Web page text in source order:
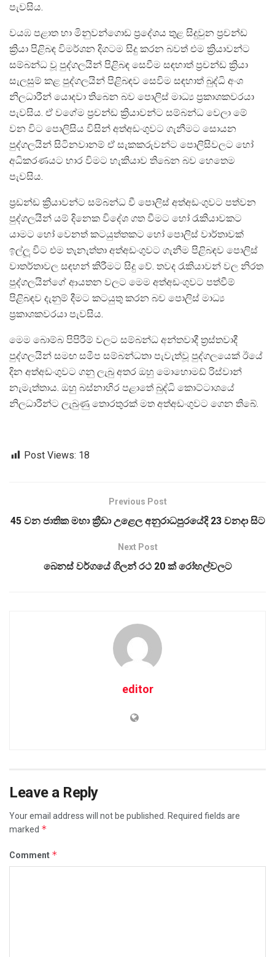
පැවසිය.
වයඹ පළාත හා මිනුවන්ගොඩ ප්‍රදේශය තුළ සිදුවුන ප්‍රචන්ඩ
ක්‍රියා පිළිබඳ විමර්ශන දිගටම සිදු කරන බවත් එම ක්‍රියාවන්ට
සම්බන්ධ වූ පුද්ගලයින් පිළිබඳ සෙවීම සඳහාත් ප්‍රචන්ඩ ක්‍රියා
සැලසුම් කළ පුද්ගලයින් පිළිබඳව සෙවිම සඳහාත් බුද්ධි අංශ
නිලධාරීන් යොදවා තිබෙන බව පොලිස් මාධ්‍ය ප්‍රකාශකවරයා
පැවසිය. ඒ වගේම ප්‍රචන්ඩ ක්‍රියාවන්ට සම්බන්ධ වෙලා මේ
වන විට පොලිසිය විසින් අත්අඩංගුවට ගැනීමට සොයන
පුද්ගලයින් සිටිනවානම් ඒ සැකකරුවන්ට පොලිසිවලට හෝ
අධිකරණයට භාර විමට හැකියාව තිබෙන බව හෙතෙම
පැවසිය.
ප්‍රඩන්ඩ ක්‍රියාවන්ට සම්බන්ධ වී පොලිස් අත්අඩංගුවට පත්වන
පුද්ගලයින් යම් දිනෙක විදේශ ගත වීමට හෝ රැකියාවකට
යාමට හෝ වෙනත් කටයුත්තකට හෝ පොලිස් වාර්තාවක්
ඉල්ලූ විට එම තැනැත්තා අත්අඩංගුවට ගැනීම පිළිබඳව පොලිස්
වාතර්තාවල සඳහන් කිරීමට සිදු වේ. තවද රැකියාවන් වල නිරත
පුද්ගලයින්ගේ ආයතන වලට මෙම අත්අඩංගුවට පත්වීම්
පිළිබඳව දැනුම් දීමට කටයුතු කරන බව පොලිස් මාධ්‍ය
ප්‍රකාශකවරයා පැවසිය.
මෙම බොම්බ පිපිරීම් වලට සම්බන්ධ අන්තවාදී ත්‍රස්තවාදී
පුද්ගලයින් සමඟ සමීප සම්බන්ධතා පැවැත්වූ පුද්ගලයෙක් ඊයේ
දින අත්අඩංගුවට ගනු ලැබු අතර ඔහු මොහොමඩ් රිස්වාන්
නැමැත්තාය. ඔහු බස්නාහිර පළාතේ බුද්ධි කොට්ටාශයේ
නිලධාරීන්ට ලැබුණු තොරතුරක් මත අත්අඩංගුවට ගෙන තිබේ.
Post Views: 18
Previous Post
45 වන ජාතික මහා ක්‍රීඩා උළෙල අනුරාධපුරයේදි 23 වනදා සිට
Next Post
බෙනස් වර්ගයේ ගිලන් රථ 20 ක් රෝහල්වලට
editor
Leave a Reply
Your email address will not be published.
Required fields are
marked *
Comment *